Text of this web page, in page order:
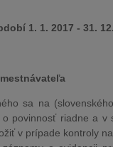
1. 1. 2017 - 31.
sa na
povinnosť riadne a v
v prípade kontroly